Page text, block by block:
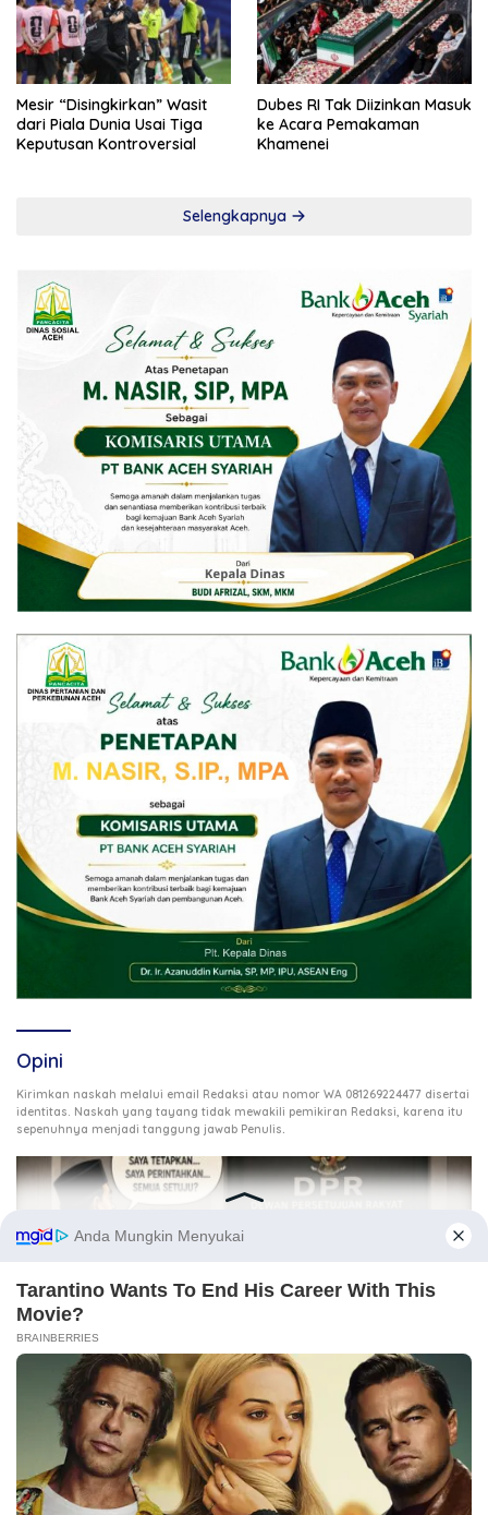
Mesir “Disingkirkan” Wasit
dari Piala Dunia Usai Tiga
Keputusan Kontroversial
Dubes RI Tak Diizinkan Masuk
ke Acara Pemakaman
Khamenei
Selengkapnya
Opini
Kirimkan naskah melalui email Redaksi atau nomor WA 081269224477 disertai
identitas. Naskah yang tayang tidak mewakili pemikiran Redaksi, karena itu
sepenuhnya menjadi tanggung jawab Penulis
3 Agustus 2026
Ketika DPR Kehilangan Daya Kontrol, Siapa Mengawasi
Kekuasaan?